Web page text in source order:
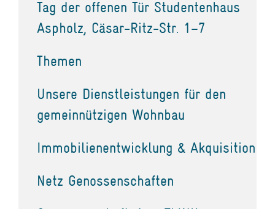
Tag der offenen Tür Studentenhaus
Aspholz, Cäsar-Ritz-Str. 1–7
Themen
Unsere Dienstleistungen für den
gemeinnützigen Wohnbau
Immobilienentwicklung & Akquisition
Netz Genossenschaften